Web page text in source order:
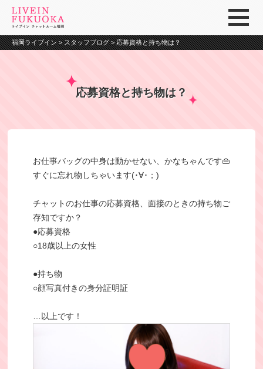
福岡ライブイン>スタッフブログ>応募資格と持ち物は？
応募資格と持ち物は？
お仕事バッグの中身は動かせない、かなちゃんです👜
すぐに忘れ物しちゃいます(･∀･；)
チャットのお仕事の応募資格、面接のときの持ち物ご
存知ですか？
●応募資格
○18歳以上の女性
●持ち物
○顔写真付きの身分証明証
…以上です！